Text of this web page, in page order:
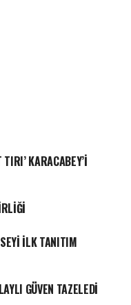
KARACABEY’İ
İLK TANITIM
GÜVEN TAZELEDİ